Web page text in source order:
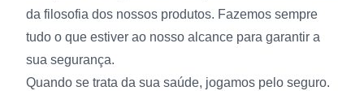
da filosofia dos nossos produtos. Fazemos sempre
tudo o que estiver ao nosso alcance para garantir a
sua segurança.
Quando se trata da sua saúde, jogamos pelo seguro.